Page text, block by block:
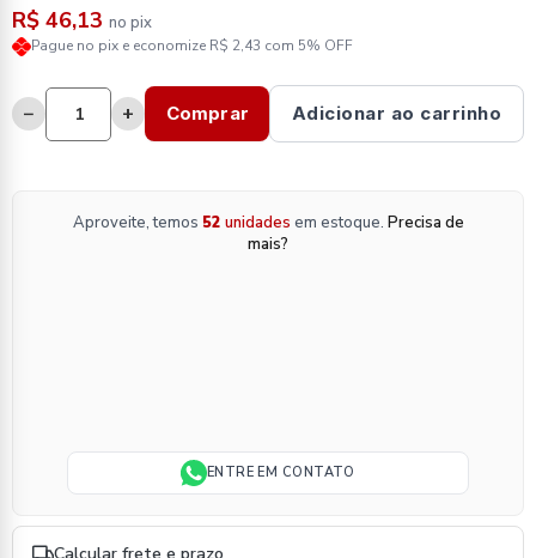
R$ 46,13 no pix
Pague no pix e economize R$ 2,43 com 5% OFF
− + Comprar Adicionar ao carrinho
Aproveite, temos 52 unidades em estoque. Precisa de
mais?
ENTRE EM CONTATO